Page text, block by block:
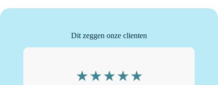
Dit zeggen onze clienten